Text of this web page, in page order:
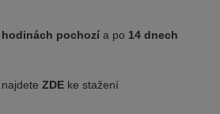
hodinách pochozí a po 14 dnech
najdeteZDE ke stažení